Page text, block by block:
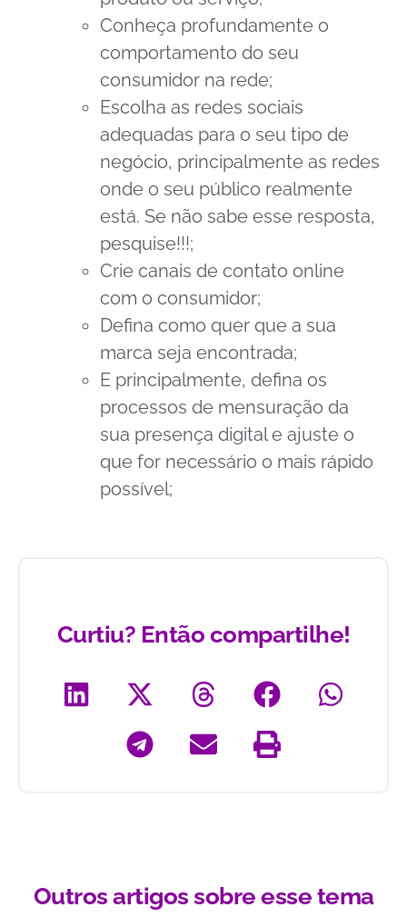
Conheça profundamente o
comportamento do seu
consumidor na rede;
Escolha as redes sociais
adequadas para o seu tipo de
negócio, principalmente as redes
onde o seu público realmente
está. Se não sabe esse resposta,
pesquise!!!;
Crie canais de contato online
com o consumidor;
Defina como quer que a sua
marca seja encontrada;
E principalmente, defina os
processos de mensuração da
sua presença digital e ajuste o
que for necessário o mais rápido
possível;
Curtiu? Então compartilhe!
Outros artigos sobre esse tema